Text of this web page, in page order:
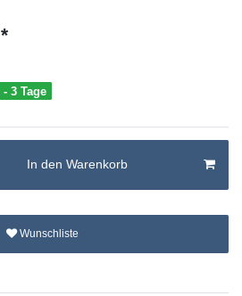
*
3 Tage
In den Warenkorb
Wunschliste